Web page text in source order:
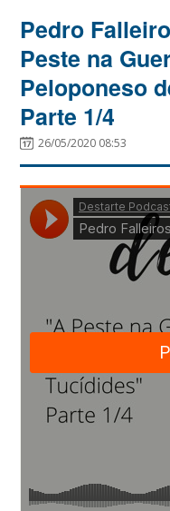
Pedro
Peste na
Peloponeso
Parte 1/4
26/05/2020 08:53